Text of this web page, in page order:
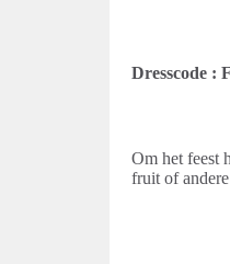
Dresscode :
Om het feest
fruit of